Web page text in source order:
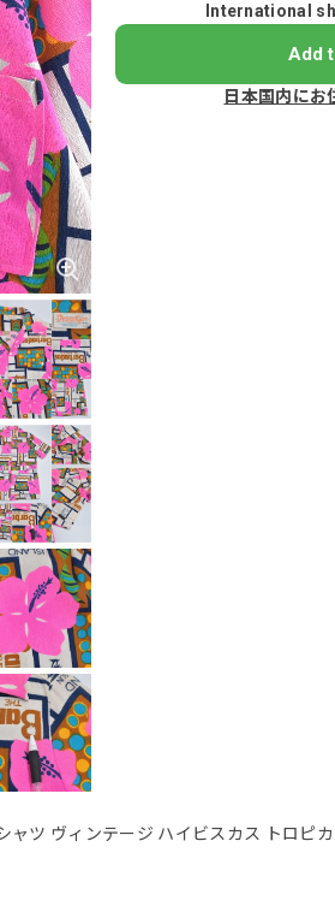
International
Add
日本国内にお
ツ ヴィンテージ ハイビスカス トロピ